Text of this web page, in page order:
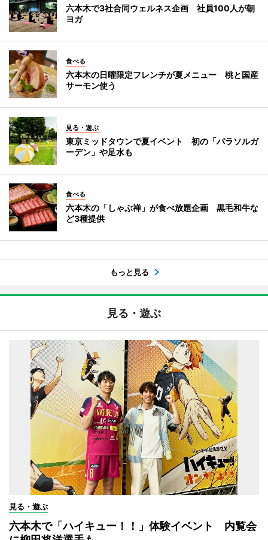
六本木で3社合同ウェルネス企画 社員100人が朝
ヨガ
食べる
六本木の日曜限定フレンチが夏メニュー 桃と国産
サーモン使う
見る・遊ぶ
東京ミッドタウンで夏イベント 初の「パラソルガ
ーデン」や足水も
食べる
六本木の「しゃぶ禅」が食べ放題企画 黒毛和牛な
ど3種提供
もっと見る
見る・遊ぶ
見る・遊ぶ
六本木で「ハイキュー！！」体験イベント 内覧会